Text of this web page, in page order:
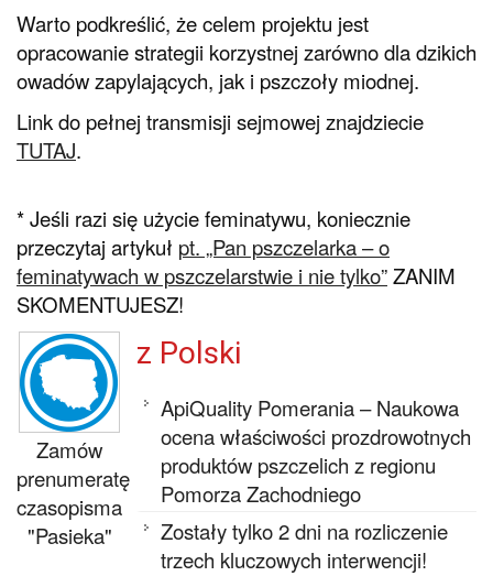
Warto podkreślić, że celem projektu jest
opracowanie strategii korzystnej zarówno dla dzikich
owadów zapylających, jak i pszczoły miodnej.
Link do pełnej transmisji sejmowej znajdziecie
TUTAJ.
* Jeśli razi się użycie feminatywu, koniecznie
przeczytaj artykuł pt. „Pan pszczelarka – o
feminatywach w pszczelarstwie i nie tylko”ZANIM
SKOMENTUJESZ!
Zamów
prenumeratę
czasopisma
"Pasieka"
z Polski
ApiQuality Pomerania – Naukowa
ocena właściwości prozdrowotnych
produktów pszczelich z regionu
Pomorza Zachodniego
Zostały tylko 2 dni na rozliczenie
trzech kluczowych interwencji!